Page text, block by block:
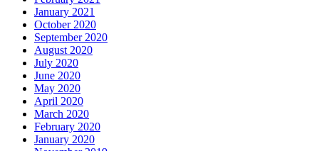
January 2021
October 2020
September 2020
August 2020
July 2020
June 2020
May 2020
April 2020
March 2020
February 2020
January 2020